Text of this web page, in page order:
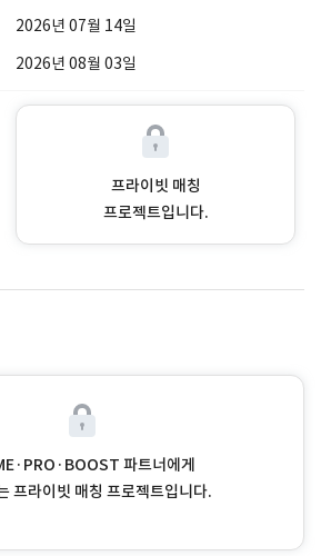
2026년 07월 14일
2026년 08월 03일
프라이빗 매칭
프로젝트입니다.
파트너에게
프라이빗 매칭 프로젝트입니다.